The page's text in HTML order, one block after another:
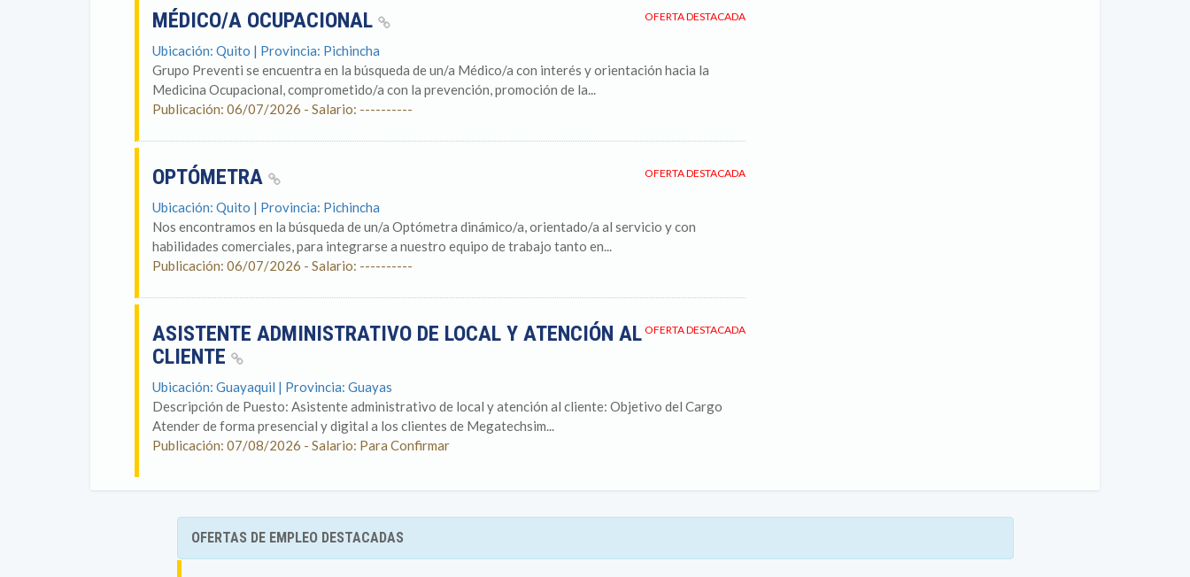
OFERTA DESTACADA
MÉDICO/A OCUPACIONAL
Ubicación: Quito | Provincia: Pichincha
Grupo Preventi se encuentra en la búsqueda de un/a Médico/a con interés y orientación hacia la
Medicina Ocupacional, comprometido/a con la prevención, promoción de la...
Publicación: 06/07/2026 - Salario: ----------
OFERTA DESTACADA
OPTÓMETRA
Ubicación: Quito | Provincia: Pichincha
Nos encontramos en la búsqueda de un/a Optómetra dinámico/a, orientado/a al servicio y con
habilidades comerciales, para integrarse a nuestro equipo de trabajo tanto en...
Publicación: 06/07/2026 - Salario: ----------
OFERTA DESTACADA
ASISTENTE ADMINISTRATIVO DE LOCAL Y ATENCIÓN AL
CLIENTE
Ubicación: Guayaquil | Provincia: Guayas
Descripción de Puesto: Asistente administrativo de local y atención al cliente: Objetivo del Cargo
Atender de forma presencial y digital a los clientes de Megatechsim...
Publicación: 07/08/2026 - Salario: Para Confirmar
OFERTAS DE EMPLEO DESTACADAS